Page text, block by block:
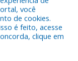
de Limoeiro
você
de cookies.
é feito, acesse
clique em